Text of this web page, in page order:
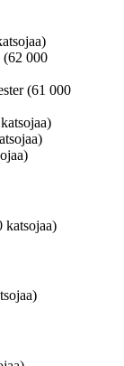
(62 000
(61 000